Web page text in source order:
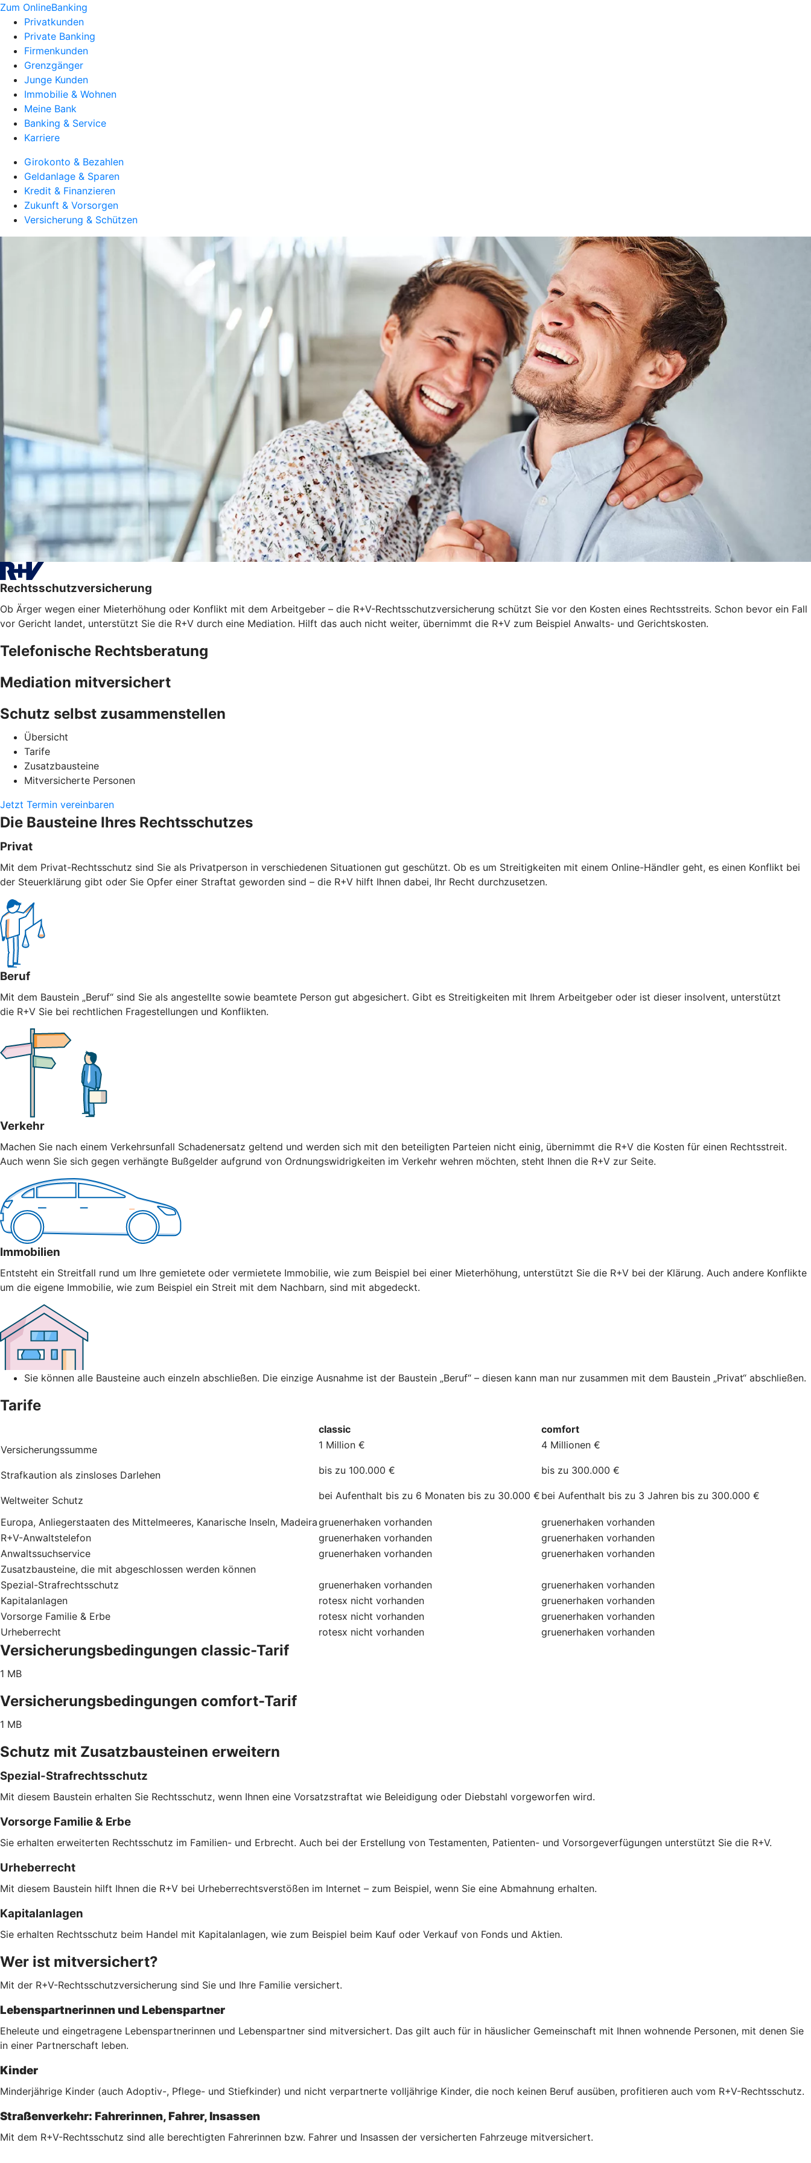
Zum OnlineBanking
Privatkunden
Private Banking
Firmenkunden
Grenzgänger
Junge Kunden
Immobilie & Wohnen
Meine Bank
Banking & Service
Karriere
Girokonto & Bezahlen
Geldanlage & Sparen
Kredit & Finanzieren
Zukunft & Vorsorgen
Versicherung & Schützen
Rechtsschutzversicherung
Ob Ärger wegen einer Mieterhöhung oder Konflikt mit dem Arbeitgeber – die R+V-Rechtsschutzversicherung schützt Sie vor den Kosten eines Rechtsstreits. Schon bevor ein Fall
vor Gericht landet, unterstützt Sie die R+V durch eine Mediation. Hilft das auch nicht weiter, übernimmt die R+V zum Beispiel Anwalts- und Gerichtskosten.
Telefonische Rechtsberatung
Mediation mitversichert
Schutz selbst zusammenstellen
Übersicht
Tarife
Zusatzbausteine
Mitversicherte Personen
Jetzt Termin vereinbaren
Die Bausteine Ihres Rechtsschutzes
Privat
Mit dem Privat-Rechtsschutz sind Sie als Privatperson in verschiedenen Situationen gut geschützt. Ob es um Streitigkeiten mit einem Online-Händler geht, es einen Konflikt bei
der Steuerklärung gibt oder Sie Opfer einer Straftat geworden sind – die R+V hilft Ihnen dabei, Ihr Recht durchzusetzen.
Beruf
Mit dem Baustein „Beruf“ sind Sie als angestellte sowie beamtete Person gut abgesichert. Gibt es Streitigkeiten mit Ihrem Arbeitgeber oder ist dieser insolvent, unterstützt
die R+V Sie bei rechtlichen Fragestellungen und Konflikten.
Verkehr
Machen Sie nach einem Verkehrsunfall Schadenersatz geltend und werden sich mit den beteiligten Parteien nicht einig, übernimmt die R+V die Kosten für einen Rechtsstreit.
Auch wenn Sie sich gegen verhängte Bußgelder aufgrund von Ordnungswidrigkeiten im Verkehr wehren möchten, steht Ihnen die R+V zur Seite.
Immobilien
Entsteht ein Streitfall rund um Ihre gemietete oder vermietete Immobilie, wie zum Beispiel bei einer Mieterhöhung, unterstützt Sie die R+V bei der Klärung. Auch andere Konflikte
um die eigene Immobilie, wie zum Beispiel ein Streit mit dem Nachbarn, sind mit abgedeckt.
Sie können alle Bausteine auch einzeln abschließen. Die einzige Ausnahme ist der Baustein „Beruf“ – diesen kann man nur zusammen mit dem Baustein „Privat“ abschließen.
Tarife
classic
comfort
Versicherungssumme
1 Million € 4 Millionen €
Strafkaution als zinsloses Darlehen bis zu 100.000 € bis zu 300.000 €
Weltweiter Schutz bei Aufenthalt bis zu 6 Monaten bis zu 30.000 € bei Aufenthalt bis zu 3 Jahren bis zu 300.000 €
Europa, Anliegerstaaten des Mittelmeeres, Kanarische Inseln, Madeiragruenerhaken vorhanden gruenerhaken vorhanden
R+V-Anwaltstelefon
gruenerhaken vorhanden gruenerhaken vorhanden
Anwaltssuchservice
gruenerhaken vorhanden gruenerhaken vorhanden
Zusatzbausteine, die mit abgeschlossen werden können
Spezial-Strafrechtsschutz
gruenerhaken vorhanden gruenerhaken vorhanden
Kapitalanlagen
rotesx nicht vorhanden gruenerhaken vorhanden
Vorsorge Familie & Erbe
rotesx nicht vorhanden gruenerhaken vorhanden
Urheberrecht
rotesx nicht vorhanden gruenerhaken vorhanden
Versicherungsbedingungen classic-Tarif
1 MB
Versicherungsbedingungen comfort-Tarif
1 MB
Schutz mit Zusatzbausteinen erweitern
Spezial-Strafrechtsschutz
Mit diesem Baustein erhalten Sie Rechtsschutz, wenn Ihnen eine Vorsatzstraftat wie Beleidigung oder Diebstahl vorgeworfen wird.
Vorsorge Familie & Erbe
Sie erhalten erweiterten Rechtsschutz im Familien- und Erbrecht. Auch bei der Erstellung von Testamenten, Patienten- und Vorsorgeverfügungen unterstützt Sie die R+V.
Urheberrecht
Mit diesem Baustein hilft Ihnen die R+V bei Urheberrechtsverstößen im Internet – zum Beispiel, wenn Sie eine Abmahnung erhalten.
Kapitalanlagen
Sie erhalten Rechtsschutz beim Handel mit Kapitalanlagen, wie zum Beispiel beim Kauf oder Verkauf von Fonds und Aktien.
Wer ist mitversichert?
Mit der R+V-Rechtsschutzversicherung sind Sie und Ihre Familie versichert.
Lebenspartnerinnen und Lebenspartner
Eheleute und eingetragene Lebenspartnerinnen und Lebenspartner sind mitversichert. Das gilt auch für in häuslicher Gemeinschaft mit Ihnen wohnende Personen, mit denen Sie
in einer Partnerschaft leben.
Kinder
Minderjährige Kinder (auch Adoptiv-, Pflege- und Stiefkinder) und nicht verpartnerte volljährige Kinder, die noch keinen Beruf ausüben, profitieren auch vom R+V-Rechtsschutz.
Straßenverkehr: Fahrerinnen, Fahrer, Insassen
Mit dem R+V-Rechtsschutz sind alle berechtigten Fahrerinnen bzw. Fahrer und Insassen der versicherten Fahrzeuge mitversichert.